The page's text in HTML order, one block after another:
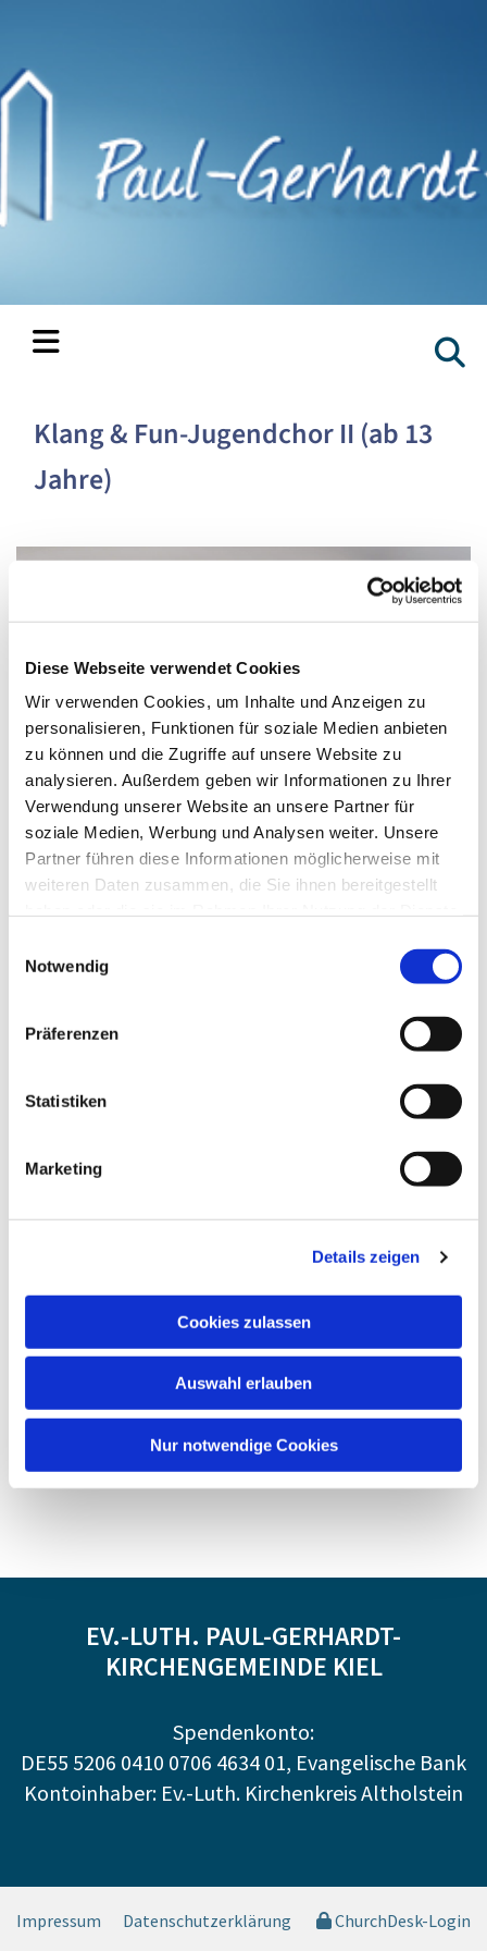
Diese Webseite verwendet Cookies
Wir verwenden Cookies, um Inhalte und Anzeigen zu
personalisieren, Funktionen für soziale Medien anbieten
zu können und die Zugriffe auf unsere Website zu
analysieren. Außerdem geben wir Informationen zu Ihrer
Verwendung unserer Website an unsere Partner für
soziale Medien, Werbung und Analysen weiter. Unsere
Partner führen diese Informationen möglicherweise mit
weiteren Daten zusammen, die Sie ihnen bereitgestellt
Notwendig
Präferenzen
Statistiken
Marketing
Details zeigen
Cookies zulassen
Auswahl erlauben
Nur notwendige Cookies
Klang & Fun-Jugendchor II (ab 13
Jahre)
Paul-Gerhardt-Kirchengemeinde,
EV.-LUTH. PAUL-GERHARDT-
KIRCHENGEMEINDE KIEL
Spendenkonto:
DE55 5206 0410 0706 4634 01, Evangelische Bank
Kontoinhaber: Ev.-Luth. Kirchenkreis Altholstein
Impressum Datenschutzerklärung ChurchDesk-Login